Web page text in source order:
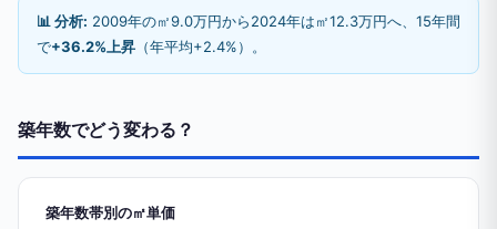
📊 分析: 2009年の㎡9.0万円から2024年は㎡12.3万円へ、15年間
で+36.2%上昇 （年平均+2.4%）。
築年数でどう変わる？
築年数帯別の㎡単価